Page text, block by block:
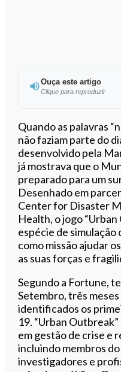
Ouça este artigo
Clique para reproduzir
Ouvir
Quando as palavras
não faziam parte do
desenvolvido pela
já mostrava que o
preparado para um
Desenhado em
Center for Disaster
Health, o jogo
espécie de
como missão ajudar
as suas forças e
Segundo a Fortune,
Setembro, três
identificados os
19. “Urban
em gestão de crise e
incluindo membros
investigadores e